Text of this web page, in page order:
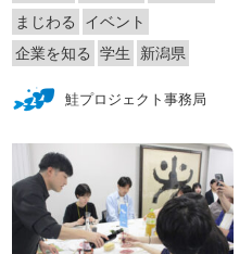
まじわる
イベント
企業を知る
学生 新潟県
鮭プロジェクト事務局